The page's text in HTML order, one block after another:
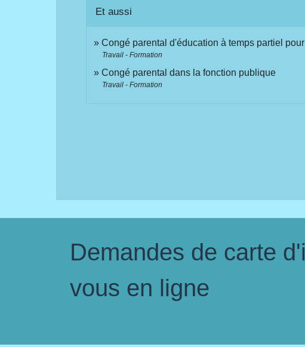
Et aussi
Congé parental d'éducation à temps partiel
Travail - Formation
Congé parental dans la fonction publique
Travail - Formation
Demandes de carte
vous en ligne